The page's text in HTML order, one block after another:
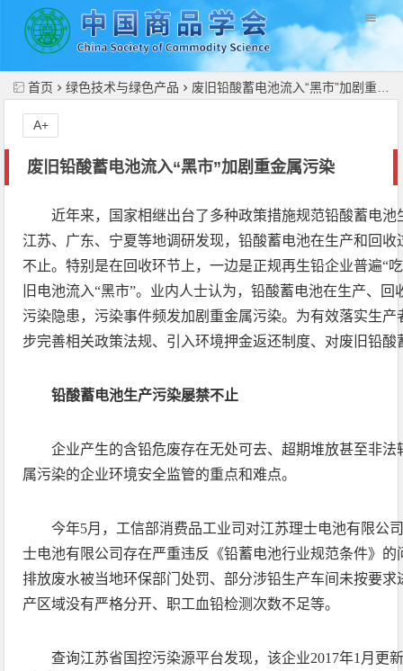
首页 绿色技术与绿色产品 废旧铅酸蓄电池流入“黑市”加剧重金属污染
废旧铅酸蓄电池流入“黑市”加剧重金属污染
A+
近年来，国家相继出台了多种政策措施规范铅酸蓄电
江苏、广东、宁夏等地调研发现，铅酸蓄电池在生产和回
不止。特别是在回收环节上，一边是正规再生铅企业普遍“
旧电池流入“黑市”。业内人士认为，铅酸蓄电池在生产、
污染隐患，污染事件频发加剧重金属污染。为有效落实生
步完善相关政策法规、引入环境押金返还制度、对废旧铅
铅酸蓄电池生产污染屡禁不止
企业产生的含铅危废存在无处可去、超期堆放甚至非
属污染的企业环境安全监管的重点和难点。
今年5月，工信部消费品工业司对江苏理士电池有限公
士电池有限公司存在严重违反《铅蓄电池行业规范条件》
排放废水被当地环保部门处罚、部分涉铅生产车间未按要
产区域没有严格分开、职工血铅检测次数不足等。
查询江苏省国控污染源平台发现，该企业2017年1月更